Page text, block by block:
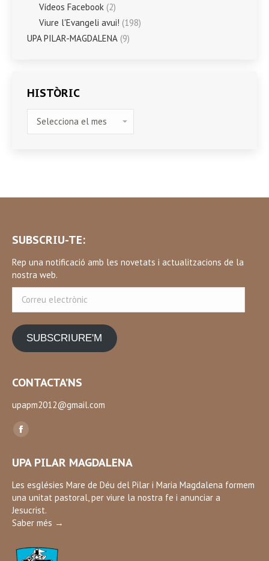
Vídeos Facebook (2)
Viure l'Evangeli avui! (198)
UPA PILAR-MAGDALENA (9)
HISTÒRIC
SUBSCRIU-TE:
Rep una notificació amb les novetats i actualitzacions de la
nostra web.
electrònic
SUBSCRIURE'M
CONTACTA’NS
upapm2012@gmail.com
Find us on:
Facebook
opens
in
new
window
UPA PILAR MAGDALENA
Les esglésies Mare de Déu del Pilar i Maria Magdalena formem
una unitat pastoral, per viure la nostra fe i anunciar a
Jesucrist.
Saber més →